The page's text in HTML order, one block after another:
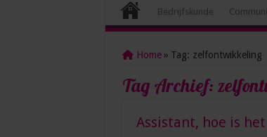
Bedrijfskunde
Home » Tag: zelfontwikkeling
Tag Archief:
Assistant, hoe is